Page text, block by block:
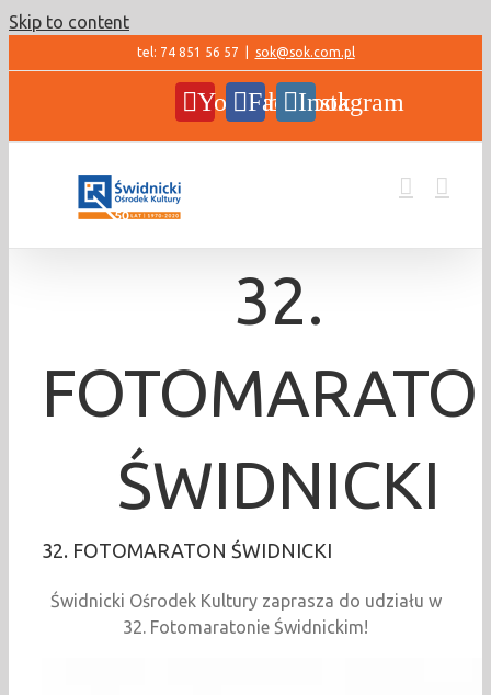
Skip to content
tel: 74 851 56 57 sok@sok.com.pl
YouTubeFacebookInstagram
32.
ŚWIDNICKI
32. FOTOMARATON ŚWIDNICKI
Świdnicki Ośrodek Kultury zaprasza do udziału w
32. Fotomaratonie Świdnickim!